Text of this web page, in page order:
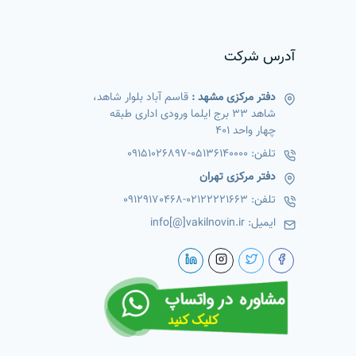
آدرس شرکت
دفتر مرکزی مشهد : قاسم آباد بلوار شاهد،
شاهد 33 برج ایلما ورودی اداری طبقه
چهار واحد 401
تلفن: 05136140000
-
09151026897
دفتر مرکزی تهران
تلفن: 02122221663
-
09129170468
ایمیل: info[@]vakilnovin.ir